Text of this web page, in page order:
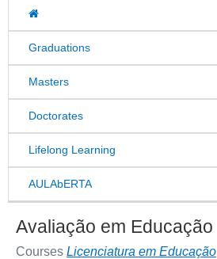
Graduations
Masters
Doctorates
Lifelong Learning
AULAbERTA
Avaliação em Educação
Courses Licenciatura em Educação